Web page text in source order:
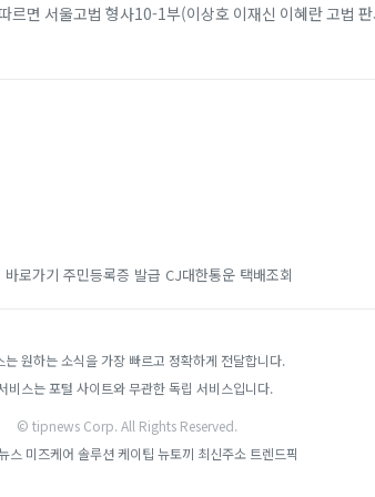
르면 서울고법 형사10-1부(이상호 이재신 이혜란 고법
바로가기 주민등록증 발급 CJ대한통운 택배조회
는 원하는 소식을 가장 빠르고 정확하게 전달합니다.
비스는 포털 사이트와 무관한 독립 서비스입니다.
© tipnews Corp. All Rights Reserved.
스 미즈케어 솔루션케이팁 뉴토끼 최신주소 트렌드픽